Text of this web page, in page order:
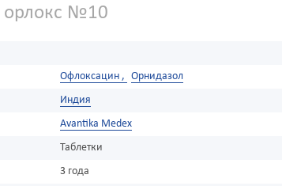
орлокс №10
Офлоксацин , Орнидазол
Индия
Avantika Medex
Таблетки
3 года